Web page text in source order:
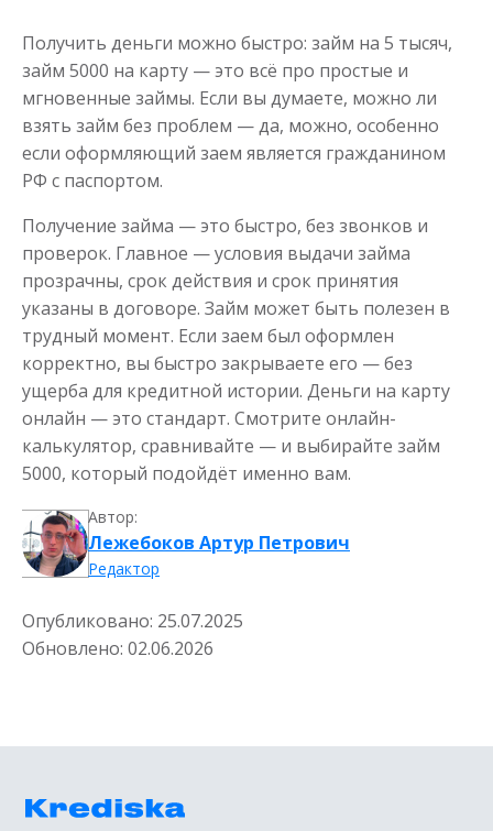
Получить деньги можно быстро: займ на 5 тысяч,
займ 5000 на карту — это всё про простые и
мгновенные займы. Если вы думаете, можно ли
взять займ без проблем — да, можно, особенно
если оформляющий заем является гражданином
РФ с паспортом.
Получение займа — это быстро, без звонков и
проверок. Главное — условия выдачи займа
прозрачны, срок действия и срок принятия
указаны в договоре. Займ может быть полезен в
трудный момент. Если заем был оформлен
корректно, вы быстро закрываете его — без
ущерба для кредитной истории. Деньги на карту
онлайн — это стандарт. Смотрите онлайн-
калькулятор, сравнивайте — и выбирайте займ
5000, который подойдёт именно вам.
Автор:
Лежебоков Артур Петрович
Редактор
Опубликовано: 25.07.2025
Обновлено: 02.06.2026